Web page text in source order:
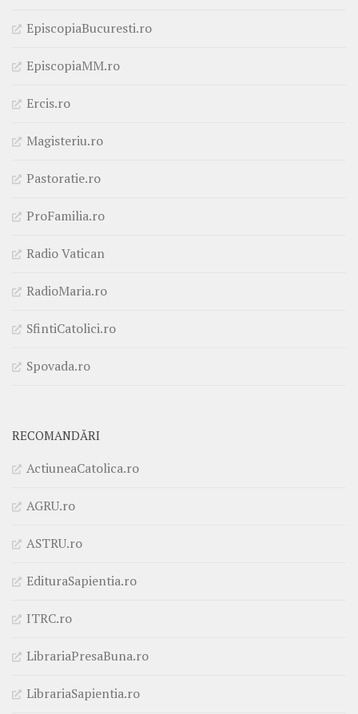
EpiscopiaBucuresti.ro
EpiscopiaMM.ro
Ercis.ro
Magisteriu.ro
Pastoratie.ro
ProFamilia.ro
Radio Vatican
RadioMaria.ro
SfintiCatolici.ro
Spovada.ro
RECOMANDĂRI
ActiuneaCatolica.ro
AGRU.ro
ASTRU.ro
EdituraSapientia.ro
ITRC.ro
LibrariaPresaBuna.ro
LibrariaSapientia.ro